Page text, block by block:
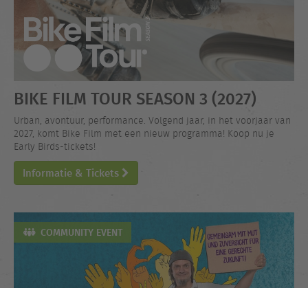
BIKE FILM TOUR SEASON 3 (2027)
Urban, avontuur, performance. Volgend jaar, in het voorjaar van
2027, komt Bike Film met een nieuw programma! Koop nu je
Early Birds-tickets!
Informatie & Tickets
COMMUNITY EVENT